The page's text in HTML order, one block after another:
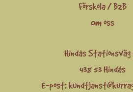
Förskola / B2B
Om oss
Hindås Stationsväg
438 53 Hindås
E-post: